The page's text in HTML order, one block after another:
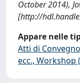
October 2014),
[http://
Appare nelle
Atti di
ecc., Workshop